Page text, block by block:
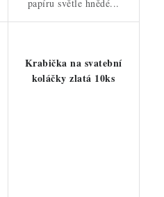
papíru světle hnědé...
Krabička na svatební
koláčky zlatá 10ks